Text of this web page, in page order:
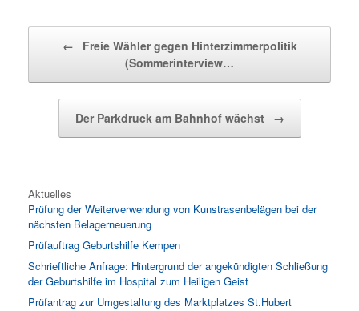
←
Freie Wähler gegen Hinterzimmerpolitik
(Sommerinterview…
Der Parkdruck am Bahnhof wächst →
Aktuelles
Prüfung der Weiterverwendung von Kunstrasenbelägen bei der
nächsten Belagerneuerung
Prüfauftrag Geburtshilfe Kempen
Schrieftliche Anfrage: Hintergrund der angekündigten Schließung
der Geburtshilfe im Hospital zum Heiligen Geist
Prüfantrag zur Umgestaltung des Marktplatzes St.Hubert